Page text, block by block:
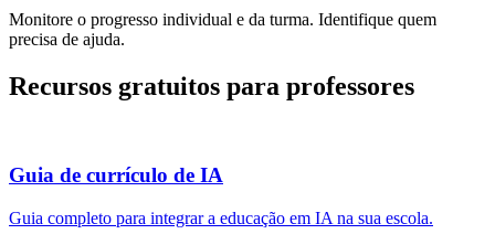
Monitore o progresso individual e da turma. Identifique quem
precisa de ajuda.
Recursos gratuitos para professores
Guia de currículo de IA
Guia completo para integrar a educação em IA na sua escola.